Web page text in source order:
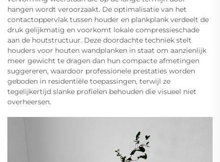
hangen wordt veroorzaakt. De optimalisatie van het
contactoppervlak tussen houder en plankplank verdeelt de
druk gelijkmatig en voorkomt lokale compressieschade
aan de houtstructuur. Deze doordachte techniek stelt
houders voor houten wandplanken in staat om aanzienlijk
meer gewicht te dragen dan hun compacte afmetingen
suggereren, waardoor professionele prestaties worden
geboden in residentiële toepassingen, terwijl ze
tegelijkertijd slanke profielen behouden die visueel niet
overheersen.